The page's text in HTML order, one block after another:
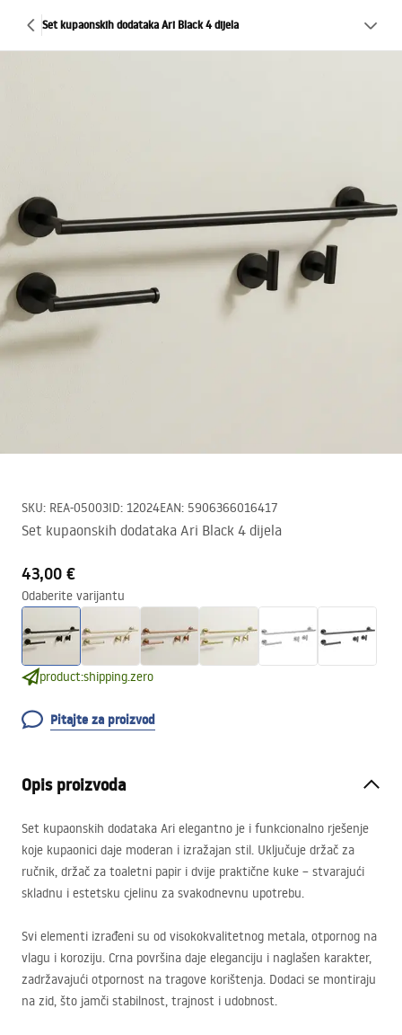
Set kupaonskih dodataka Ari Black 4 dijela
SKU: REA-05003ID: 12024EAN: 5906366016417
Set kupaonskih dodataka Ari Black 4 dijela
43,00 €
Odaberite varijantu
product:shipping.zero
Pitajte za proizvod
Opis proizvoda
Set kupaonskih dodataka Ari elegantno je i funkcionalno rješenje
koje kupaonici daje moderan i izražajan stil. Uključuje držač za
ručnik, držač za toaletni papir i dvije praktične kuke – stvarajući
skladnu i estetsku cjelinu za svakodnevnu upotrebu.
Svi elementi izrađeni su od visokokvalitetnog metala, otpornog na
vlagu i koroziju. Crna površina daje eleganciju i naglašen karakter,
zadržavajući otpornost na tragove korištenja. Dodaci se montiraju
na zid, što jamči stabilnost, trajnost i udobnost.